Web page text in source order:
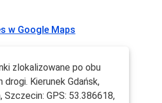
w Google Maps
zlokalizowane po obu
drogi. Kierunek Gdańsk,
Szczecin: GPS: 53.386618,